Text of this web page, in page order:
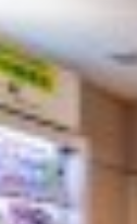
仙台/青森/山形
AOMORI/